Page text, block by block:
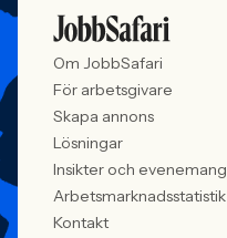
Om JobbSafari
För arbetsgivare
Skapa annons
Lösningar
Insikter och evenemang
Arbetsmarknadsstatistik
Kontakt